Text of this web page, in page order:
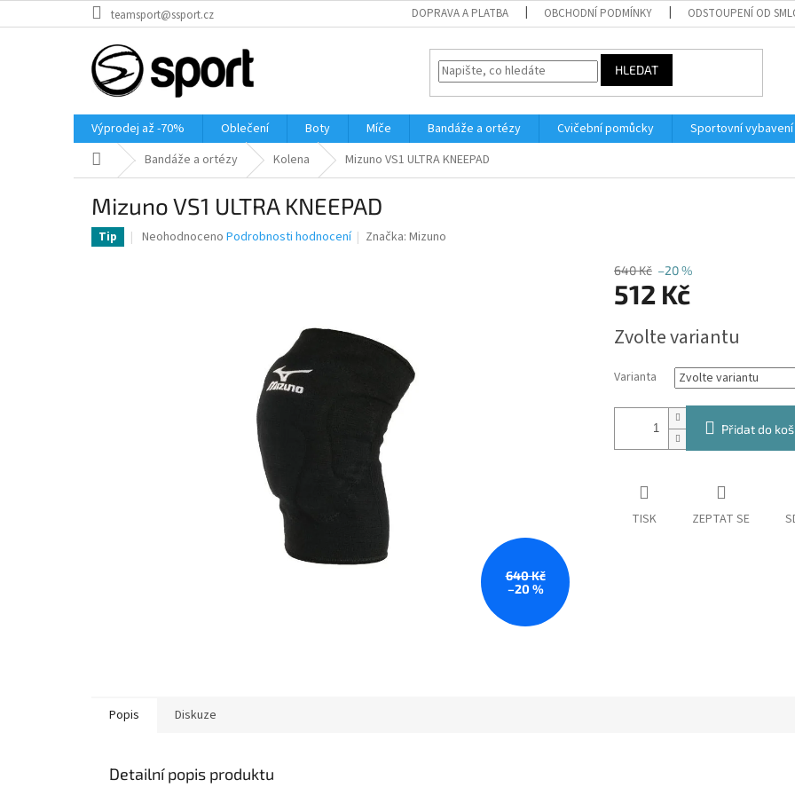
na
teamsport@ssport.cz DOPRAVA A PLATBA OBCHODNÍ PODMÍNKY ODSTOUPENÍ OD
HLEDAT
Výprodej až -70% Oblečení Boty Míče Bandáže a ortézy Cvičební pomůcky Sportovní vybavení
Domů Bandáže a ortézy Kolena Mizuno VS1 ULTRA KNEEPAD
Mizuno VS1 ULTRA KNEEPAD
Tip
Průměrné
Neohodnoceno Podrobnosti hodnocení Značka:Mizuno
640 Kč
–20 %
640 Kč –20 %
512 Kč
cena:
Zvolte variantu
Varianta
Přidat do
TISK ZEPTAT SE
Popis Diskuze
Detailní popis produktu